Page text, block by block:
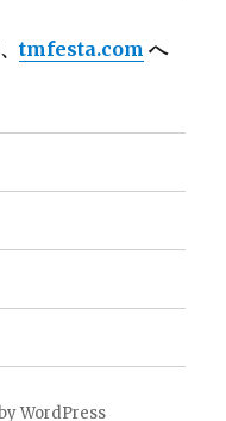
tmfesta.com へ
WordPress